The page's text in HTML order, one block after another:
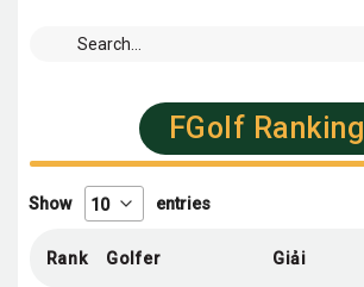
FGolf Ranking
Show entries
Rank Golfer Giải